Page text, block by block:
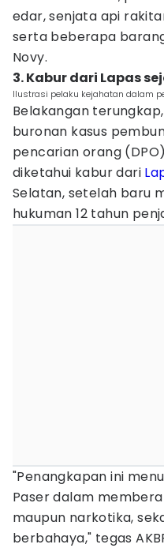
edar, senjata api
serta beberapa
Novy.
3. Kabur dari Lapas
Ilustrasi pelaku kejahatan dalam
Belakangan
buronan kasus
pencarian orang
diketahui kabur dari
Selatan, setelah baru
hukuman 12 tahun
"Penangkapan ini
Paser dalam
maupun narkotika,
berbahaya," tegas